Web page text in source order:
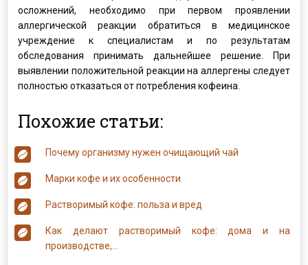
осложнений, необходимо при первом проявлении
аллергической реакции обратиться в медицинское
учреждение к специалистам и по результатам
обследования принимать дальнейшее решение. При
выявлении положительной реакции на аллергены следует
полностью отказаться от потребления кофеина.
Похожие статьи:
Почему организму нужен очищающий чай
Марки кофе и их особенности
Растворимый кофе: польза и вред
Как делают растворимый кофе: дома и на
производстве,…